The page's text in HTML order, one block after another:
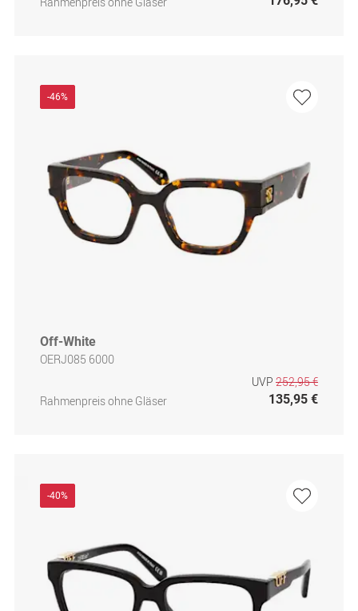
-46%
Off-White
OERJ085 6000
Rahmenpreis ohne Gläser
UVP 252,95 €
135,95 €
-40%